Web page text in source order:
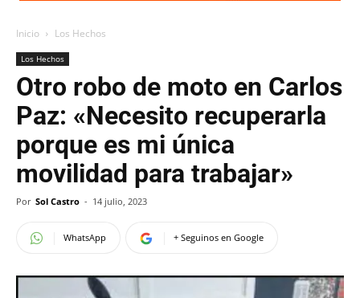
Inicio Los Hechos
Los Hechos
Otro robo de moto en Carlos
Paz: «Necesito recuperarla
porque es mi única
movilidad para trabajar»
Por Sol Castro - 14 julio, 2023
WhatsApp + Seguinos en Google